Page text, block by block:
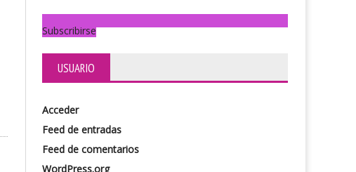
Subscribirse
USUARIO
Acceder
Feed de entradas
Feed de comentarios
WordPress.org